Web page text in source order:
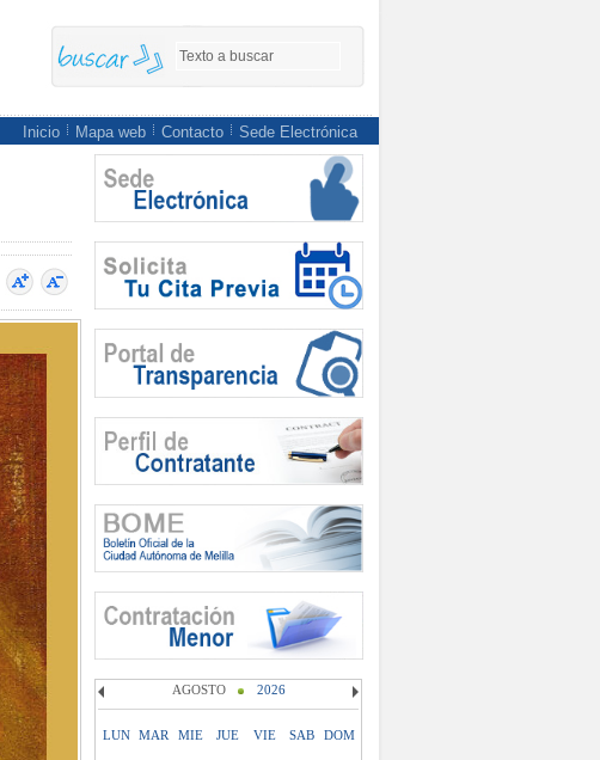
Inicio Mapa web Contacto Sede Electrónica
AGOSTO 2026
LUN MAR MIE JUE VIE SAB DOM